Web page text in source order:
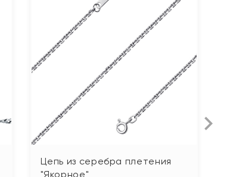
Цепь из серебра плетения
"Якорное"